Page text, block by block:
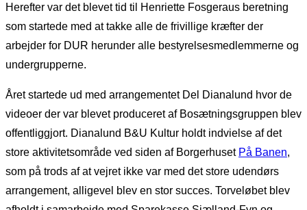
Herefter var det blevet tid til Henriette Fosgeraus beretning
som startede med at takke alle de frivillige kræfter der
arbejder for DUR herunder alle bestyrelsesmedlemmerne og
undergrupperne.
Året startede ud med arrangementet Del Dianalund hvor de
videoer der var blevet produceret af Bosætningsgruppen blev
offentliggjort. Dianalund B&U Kultur holdt indvielse af det
store aktivitetsområde ved siden af Borgerhuset På Banen,
som på trods af at vejret ikke var med det store udendørs
arrangement, alligevel blev en stor succes. Torveløbet blev